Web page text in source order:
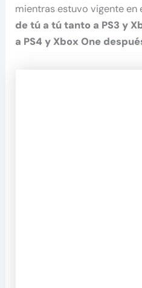
mientras estuvo vigente en
de tú a tú tanto a PS3 y
a PS4 y Xbox One